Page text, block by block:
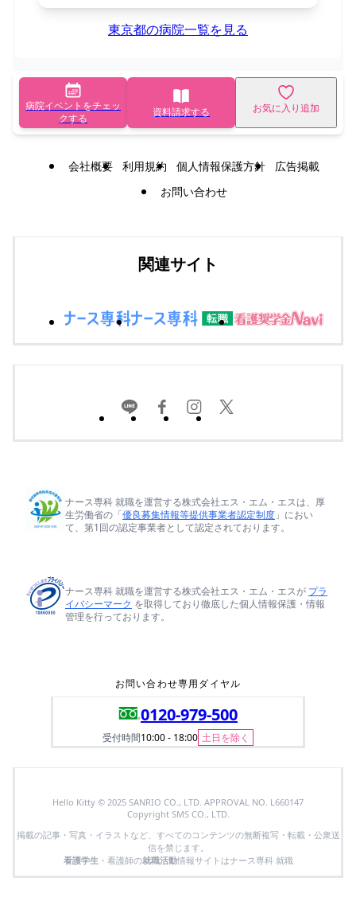
東京都の病院一覧を見る
病院イベントをチェッ
クする
資料請求する お気に入り追加
会社概要 利用規約 個人情報保護方針
広告掲載
お問い合わせ
関連サイト
ナース専科 就職を運営する株式会社エス・エム・エスは、厚
生労働省の「優良募集情報等提供事業者認定制度 」におい
て、第1回の認定事業者として認定されております。
ナース専科 就職を運営する株式会社エス・エム・エスが プラ
イバシーマーク を取得しており徹底した個人情報保護・情報
管理を行っております。
お問い合わせ専用ダイヤル
0120-979-500
受付時間10:00 - 18:00 土日を除く
Hello Kitty © 2025 SANRIO CO., LTD. APPROVAL NO. L660147
Copyright SMS CO., LTD.
掲載の記事・写真・イラストなど、すべてのコンテンツの無断複写・転載・公衆送
信を禁じます。
看護学生・看護師の就職活動情報サイトはナース専科 就職